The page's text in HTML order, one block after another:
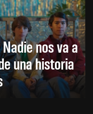
nos va a
una historia